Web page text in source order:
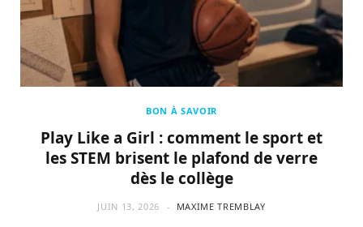
BON À SAVOIR
Play Like a Girl : comment le sport et
les STEM brisent le plafond de verre
dès le collège
JUIN 13, 2026 MAXIME TREMBLAY